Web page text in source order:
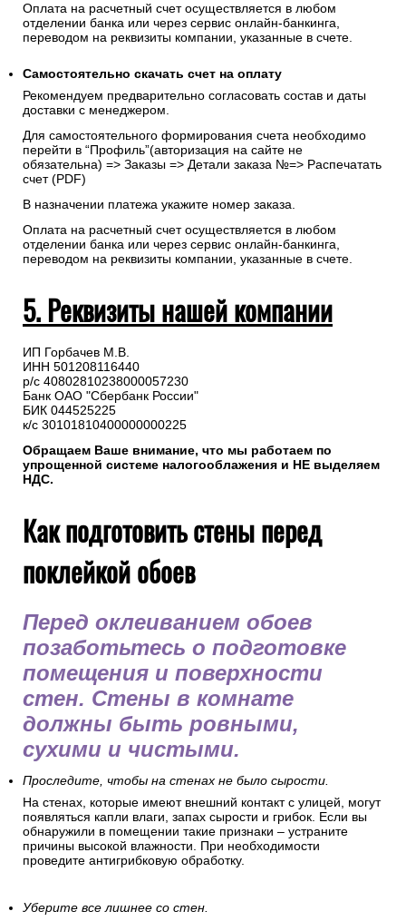
Оплата на расчетный счет осуществляется в любом
отделении банка или через сервис онлайн-банкинга,
переводом на реквизиты компании, указанные в счете.
Самостоятельно скачать счет на оплату
Рекомендуем предварительно согласовать состав и даты
доставки с менеджером.
Для самостоятельного формирования счета необходимо
перейти в “Профиль”(авторизация на сайте не
обязательна) => Заказы => Детали заказа №=> Распечатать
счет (PDF)
В назначении платежа укажите номер заказа.
Оплата на расчетный счет осуществляется в любом
отделении банка или через сервис онлайн-банкинга,
переводом на реквизиты компании, указанные в счете.
5. Реквизиты нашей компании
ИП Горбачев М.В.
ИНН 501208116440
р/с 40802810238000057230
Банк ОАО "Сбербанк России"
БИК 044525225
к/с 30101810400000000225
Обращаем Ваше внимание, что мы работаем по
упрощенной системе налогооблажения и НЕ выделяем
НДС.
Как подготовить стены перед
поклейкой обоев
Перед оклеиванием обоев
позаботьтесь о подготовке
помещения и поверхности
стен. Стены в комнате
должны быть ровными,
сухими и чистыми.
Проследите, чтобы на стенах не было сырости.
На стенах, которые имеют внешний контакт с улицей, могут
появляться капли влаги, запах сырости и грибок. Если вы
обнаружили в помещении такие признаки – устраните
причины высокой влажности. При необходимости
проведите антигрибковую обработку.
Уберите все лишнее со стен.